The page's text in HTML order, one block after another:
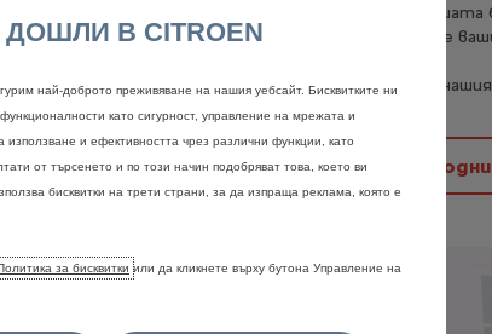
да фигурирате в нашата
служители, очакваме
Станете част от нашия
В CITROEN
най-доброто преживяване на нашия уебсайт. Бисквитките ни
като сигурност, управление на мрежата и
използване и ефективността чрез различни функции, като
от търсенето и по този начин подобряват това, което ви
бисквитки на трети страни, за да изпраща реклама, която е
за бисквитки или да кликнете върху бутона Управление на